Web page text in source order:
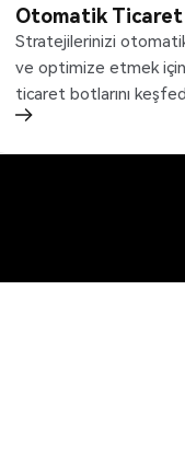
Otomatik Ticaret
Stratejilerinizi
ve optimize etmek
ticaret botlarını